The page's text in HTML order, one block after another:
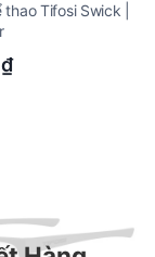
Tifosi Swick |
₫